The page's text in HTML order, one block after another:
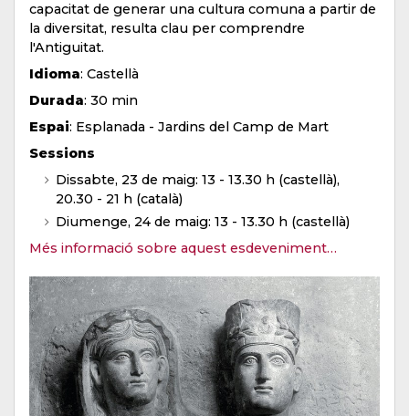
capacitat de generar una cultura comuna a partir de
la diversitat, resulta clau per comprendre
l'Antiguitat.
Idioma: Castellà
Durada: 30 min
Espai: Esplanada - Jardins del Camp de Mart
Sessions
Dissabte, 23 de maig: 13 - 13.30 h (castellà),
20.30 - 21 h (català)
Diumenge, 24 de maig: 13 - 13.30 h (castellà)
Més informació sobre aquest esdeveniment…